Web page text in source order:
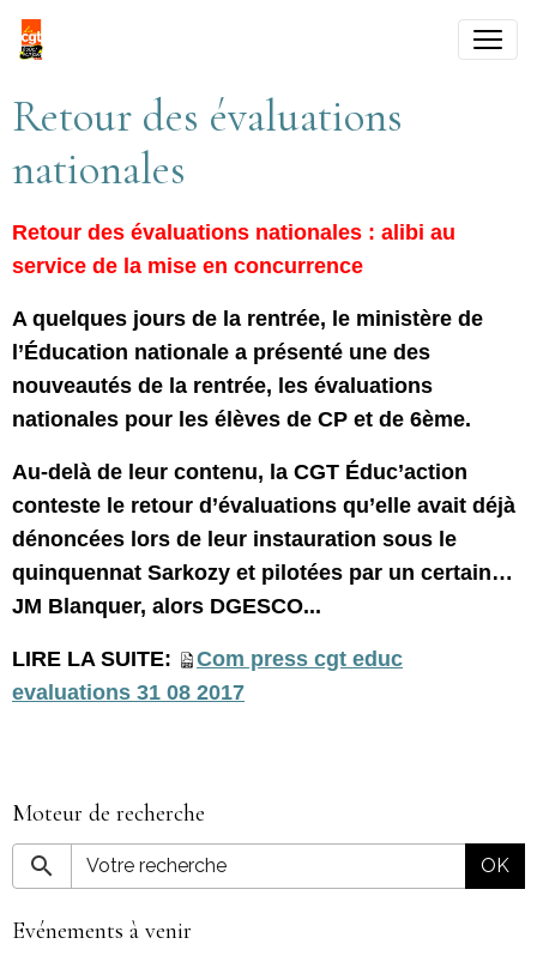
Retour des évaluations
nationales
Retour des évaluations nationales : alibi au
service de la mise en concurrence
A quelques jours de la rentrée, le ministère de
l’Éducation nationale a présenté une des
nouveautés de la rentrée, les évaluations
nationales pour les élèves de CP et de 6ème.
Au-delà de leur contenu, la CGT Éduc’action
conteste le retour d’évaluations qu’elle avait déjà
dénoncées lors de leur instauration sous le
quinquennat Sarkozy et pilotées par un certain…
JM Blanquer, alors DGESCO...
LIRE LA SUITE:
Com press cgt educ
evaluations 31 08 2017
Moteur de recherche
OK
Evénements à venir